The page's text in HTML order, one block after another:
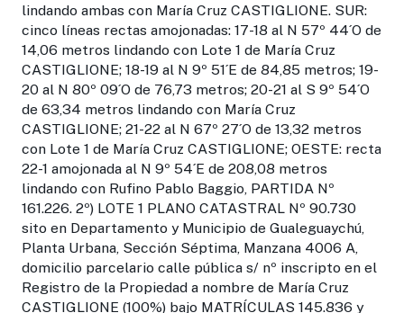
lindando ambas con María Cruz CASTIGLIONE. SUR:
cinco líneas rectas amojonadas: 17-18 al N 57º 44´O de
14,06 metros lindando con Lote 1 de María Cruz
CASTIGLIONE; 18-19 al N 9º 51´E de 84,85 metros; 19-
20 al N 80º 09´O de 76,73 metros; 20-21 al S 9º 54´O
de 63,34 metros lindando con María Cruz
CASTIGLIONE; 21-22 al N 67º 27´O de 13,32 metros
con Lote 1 de María Cruz CASTIGLIONE; OESTE: recta
22-1 amojonada al N 9º 54´E de 208,08 metros
lindando con Rufino Pablo Baggio, PARTIDA Nº
161.226. 2º) LOTE 1 PLANO CATASTRAL Nº 90.730
sito en Departamento y Municipio de Gualeguaychú,
Planta Urbana, Sección Séptima, Manzana 4006 A,
domicilio parcelario calle pública s/ nº inscripto en el
Registro de la Propiedad a nombre de María Cruz
CASTIGLIONE (100%) bajo MATRÍCULAS 145.836 y